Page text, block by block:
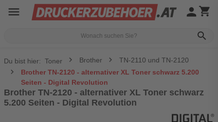
menu
search
person shopping_cart
Du bist hier: Toner Brother
TN-2110 und TN-2120
Brother TN-2120 - alternativer XL Toner schwarz 5.200
Seiten - Digital Revolution
Brother TN-2120 - alternativer XL Toner schwarz
5.200 Seiten - Digital Revolution